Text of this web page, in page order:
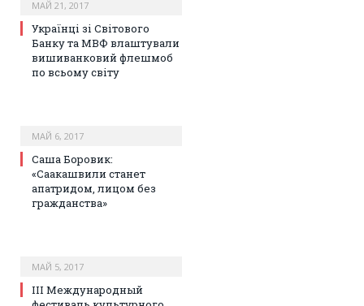
МАЙ 21, 2017
Українці зі Світового
Банку та МВФ влаштували
вишиванковий флешмоб
по всьому світу
МАЙ 6, 2017
Саша Боровик:
«Саакашвили станет
апатридом, лицом без
гражданства»
МАЙ 5, 2017
III Международный